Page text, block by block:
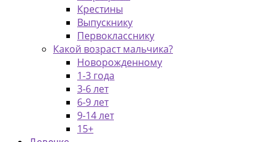
Крестины
Выпускнику
Первокласснику
Какой возраст мальчика?
Новорожденному
1-3 года
3-6 лет
6-9 лет
9-14 лет
15+